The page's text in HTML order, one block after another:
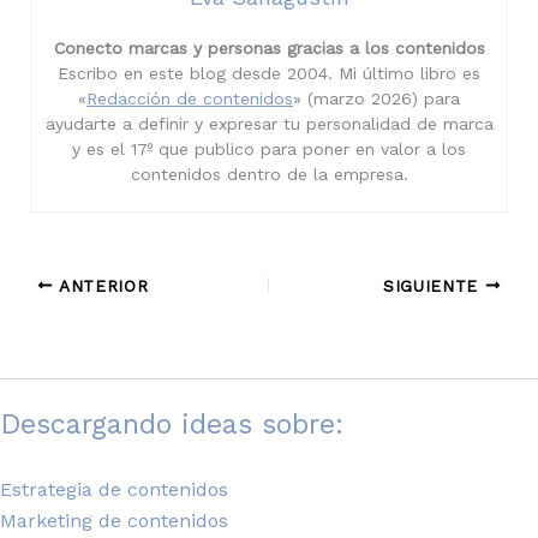
Conecto marcas y personas gracias a los contenidos
Escribo en este blog desde 2004. Mi último libro es
«Redacción de contenidos» (marzo 2026) para
ayudarte a definir y expresar tu personalidad de marca
y es el 17º que publico para poner en valor a los
contenidos dentro de la empresa.
ANTERIOR SIGUIENTE
Descargando ideas sobre:
Estrategia de contenidos
Marketing de contenidos